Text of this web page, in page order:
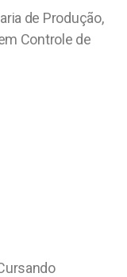
de Produção,
Controle de